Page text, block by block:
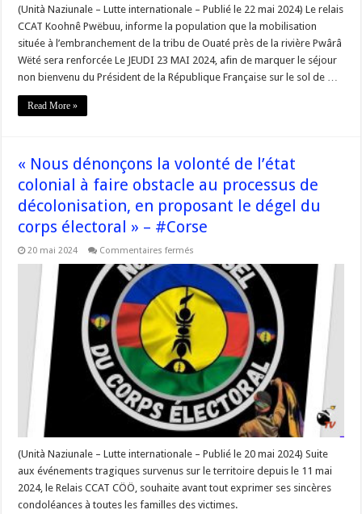
18h00 »
–
(Unità Naziunale – Lutte internationale – Publié le 22 mai 2024) Le relais
CCAT Koohnê Pwëbuu, informe la population que la mobilisation
située à l’embranchement de la tribu de Ouaté près de la rivière Pwârâ
Wëté sera renforcée Le JEUDI 23 MAI 2024, afin de marquer le séjour
non bienvenu du Président de la République Française sur le sol de …
Read More »
« Nous dénonçons la volonté de l’état
colonial à faire obstacle au processus de
décolonisation, en proposant le dégel du
corps électoral » – #Corse
20 mai 2024 Commentaires fermés
dénonçons
volonté
de
l’état
colonial
obstacle
au
processus
de
décolonisation,
en
proposant
le
dégel
du
corps
électoral »
#Corse
(Unità Naziunale – Lutte internationale – Publié le 20 mai 2024) Suite
aux événements tragiques survenus sur le territoire depuis le 11 mai
2024, le Relais CCAT CÖÖ, souhaite avant tout exprimer ses sincères
condoléances à toutes les familles des victimes.